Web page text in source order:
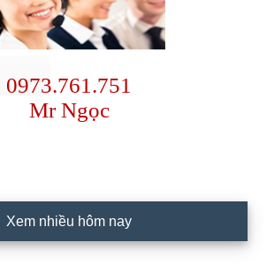
0973.761.751
Mr Ngọc
Xem nhiều hôm nay